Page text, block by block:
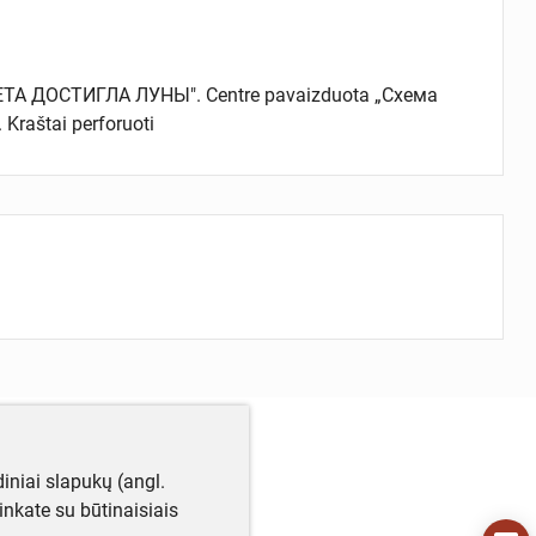
ДОСТИГЛА ЛУНЫ". Centre pavaizduota „Схема
perforuoti
slapukų (angl.
su būtinaisiais